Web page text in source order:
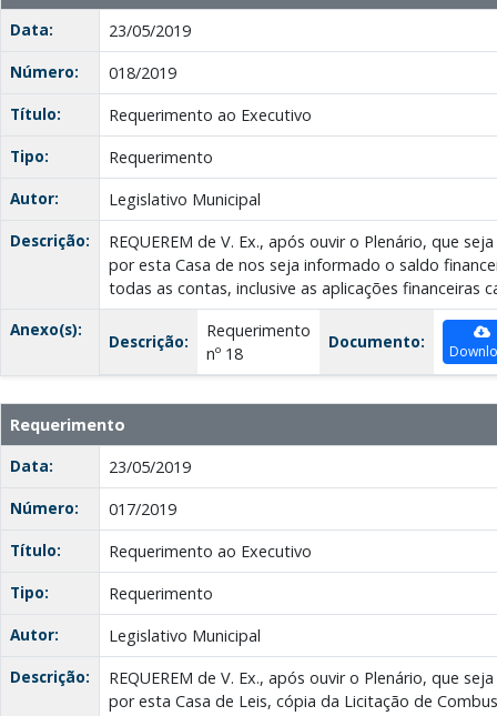
Data:
23/05/2019
Número:
018/2019
Título:
Requerimento ao Executivo
Tipo:
Requerimento
Autor:
Legislativo Municipal
Descrição:
REQUEREM de V. Ex., após ouvir o Plenário, que
por esta Casa de nos seja informado o saldo
todas as contas, inclusive as aplicações financeiras
Anexo(s):
Descrição:
Requerimento
nº 18
Documento:
Requerimento
Data:
23/05/2019
Número:
017/2019
Título:
Requerimento ao Executivo
Tipo:
Requerimento
Autor:
Legislativo Municipal
Descrição:
REQUEREM de V. Ex., após ouvir o Plenário, que
por esta Casa de Leis, cópia da Licitação de